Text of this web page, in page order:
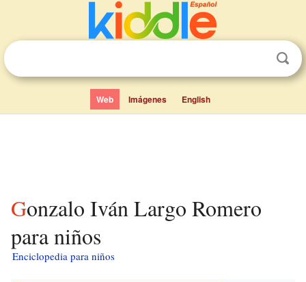
Web Imágenes English
Gonzalo Iván Largo Romero
para niños
Enciclopedia para niños